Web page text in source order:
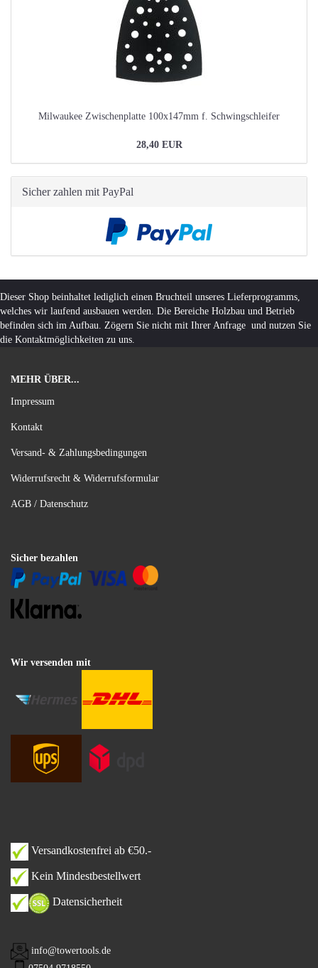
Milwaukee Zwischenplatte 100x147mm f. Schwingschleifer
28,40 EUR
Sicher zahlen mit PayPal
Dieser Shop beinhaltet lediglich einen Bruchteil unseres Lieferprogramms,
welches wir laufend ausbauen werden. Die Bereiche Holzbau und Betrieb
befinden sich im Aufbau. Zögern Sie nicht mit Ihrer Anfrage und nutzen Sie
die Kontaktmöglichkeiten zu uns.
MEHR ÜBER...
Impressum
Kontakt
Versand- & Zahlungsbedingungen
Widerrufsrecht & Widerrufsformular
AGB / Datenschutz
Sicher bezahlen
Wir versenden mit
Versandkostenfrei ab €50.-
Kein Mindestbestellwert
Datensicherheit
info@towertools.de